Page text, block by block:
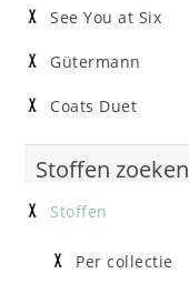
See You at Six
Gütermann
Coats Duet
Stoffen zoeken
Stoffen
Per collectie